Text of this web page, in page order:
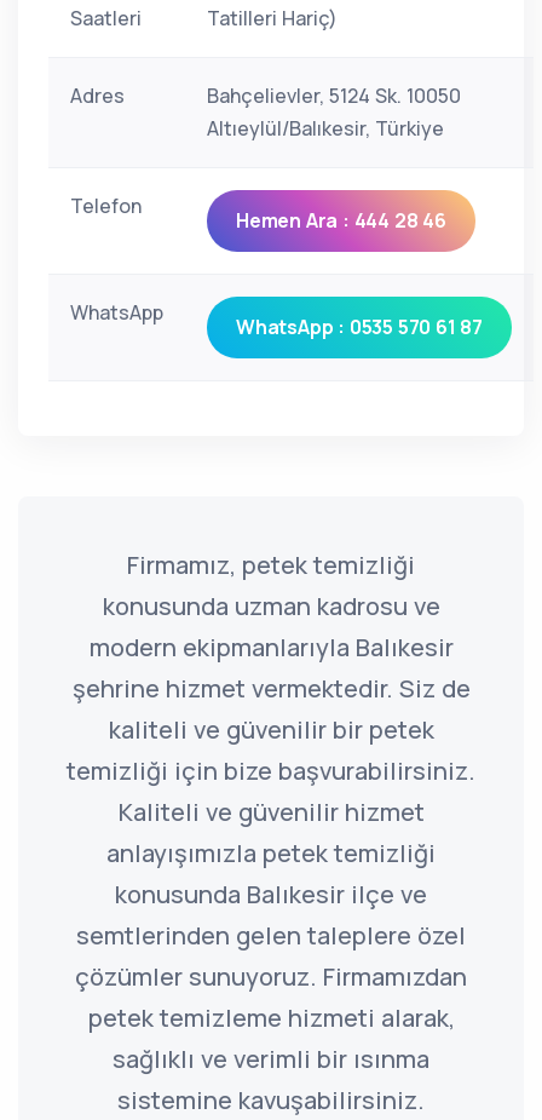
Saatleri
Tatilleri Hariç)
Adres
Bahçelievler, 5124 Sk. 10050
Altıeylül/Balıkesir, Türkiye
Telefon
Hemen Ara : 444 28 46
WhatsApp
WhatsApp : 0535 570 61 87
Firmamız, petek temizliği
konusunda uzman kadrosu ve
modern ekipmanlarıyla Balıkesir
şehrine hizmet vermektedir. Siz de
kaliteli ve güvenilir bir petek
temizliği için bize başvurabilirsiniz.
Kaliteli ve güvenilir hizmet
anlayışımızla petek temizliği
konusunda Balıkesir ilçe ve
semtlerinden gelen taleplere özel
çözümler sunuyoruz. Firmamızdan
petek temizleme hizmeti alarak,
sağlıklı ve verimli bir ısınma
sistemine kavuşabilirsiniz.